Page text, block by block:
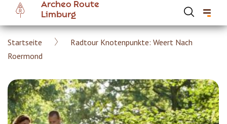
main
content
Archeo Route
Limburg
Breadcrumb
Startseite
Radtour Knotenpunkte: Weert Nach
Roermond